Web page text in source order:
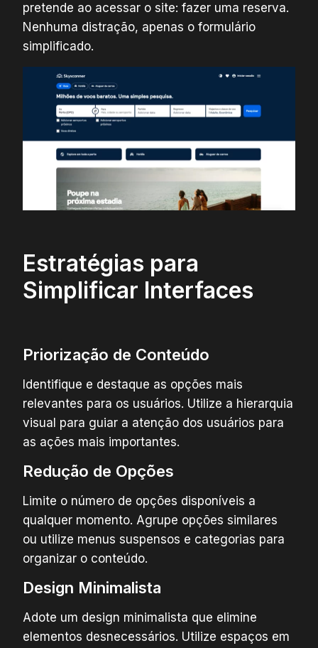
pretende ao acessar o site: fazer uma reserva.
Nenhuma distração, apenas o formulário
simplificado.
Estratégias para
Simplificar Interfaces
Priorização de Conteúdo
Identifique e destaque as opções mais
relevantes para os usuários. Utilize a hierarquia
visual para guiar a atenção dos usuários para
as ações mais importantes.
Redução de Opções
Limite o número de opções disponíveis a
qualquer momento. Agrupe opções similares
ou utilize menus suspensos e categorias para
organizar o conteúdo.
Design Minimalista
Adote um design minimalista que elimine
elementos desnecessários. Utilize espaços em